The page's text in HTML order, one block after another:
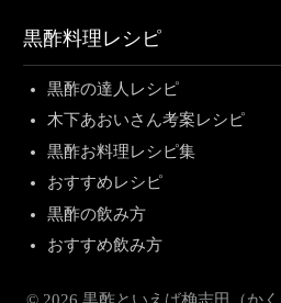
黒酢料理レシピ
黒酢の達人レシピ
木下あおいさん考案レシピ
黒酢お料理レシピ集
おすすめレシピ
黒酢の飲み方
おすすめ飲み方